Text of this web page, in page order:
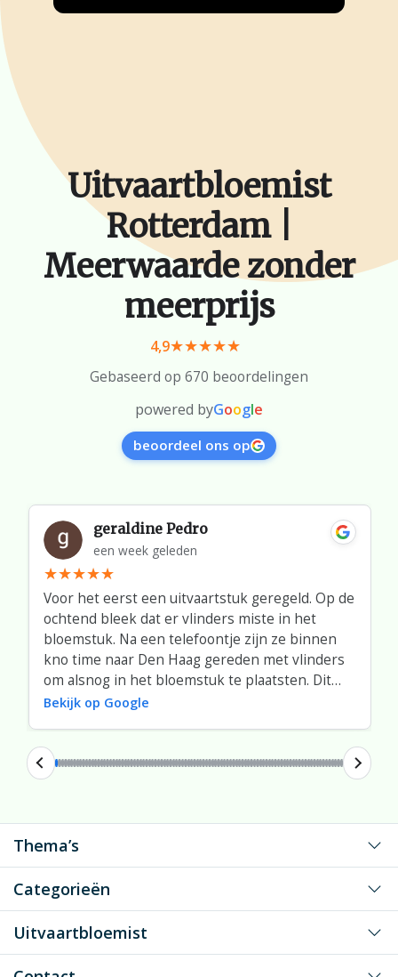
Uitvaartbloemist
Rotterdam |
Meerwaarde zonder
meerprijs
4,9
Gebaseerd op 670 beoordelingen
powered byGoogle
beoordeel ons op
geraldine Pedro
een week geleden
Voor het eerst een uitvaartstuk geregeld. Op de
ochtend bleek dat er vlinders miste in het
bloemstuk. Na een telefoontje zijn ze binnen
kno time naar Den Haag gereden met vlinders
om alsnog in het bloemstuk te plaatsten. Dit
was super.
Bekijk op Google
Thema’s
Voor mijn grote liefde
Voor mijn liefste vader/moeder
Voor mijn liefste opa/oma
Voor een dierbaar persoon
Categorieën
Klassiek rouwwerk
Speciaal gevormd rouwwerk
Uitvaartbloemist
Rouwwerk bestellen